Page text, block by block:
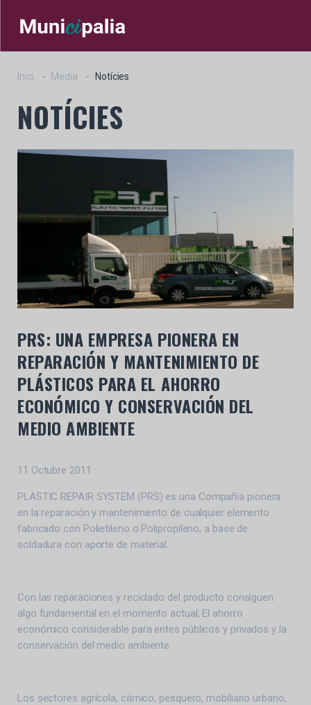
Inici Media Notícies
NOTÍCIES
PRS: UNA EMPRESA PIONERA EN
REPARACIÓN Y MANTENIMIENTO DE
PLÁSTICOS PARA EL AHORRO
ECONÓMICO Y CONSERVACIÓN DEL
MEDIO AMBIENTE
11 Octubre 2011
PLASTIC REPAIR SYSTEM (PRS) es una Compañía pionera
en la reparación y mantenimiento de cualquier elemento
fabricado con Polietileno o Polipropileno, a base de
soldadura con aporte de material.
Con las reparaciones y reciclado del producto consiguen
algo fundamental en el momento actual, El ahorro
económico considerable para entes públicos y privados y la
conservación del medio ambiente.
Los sectores agrícola, cárnico, pesquero, mobiliario urbano,